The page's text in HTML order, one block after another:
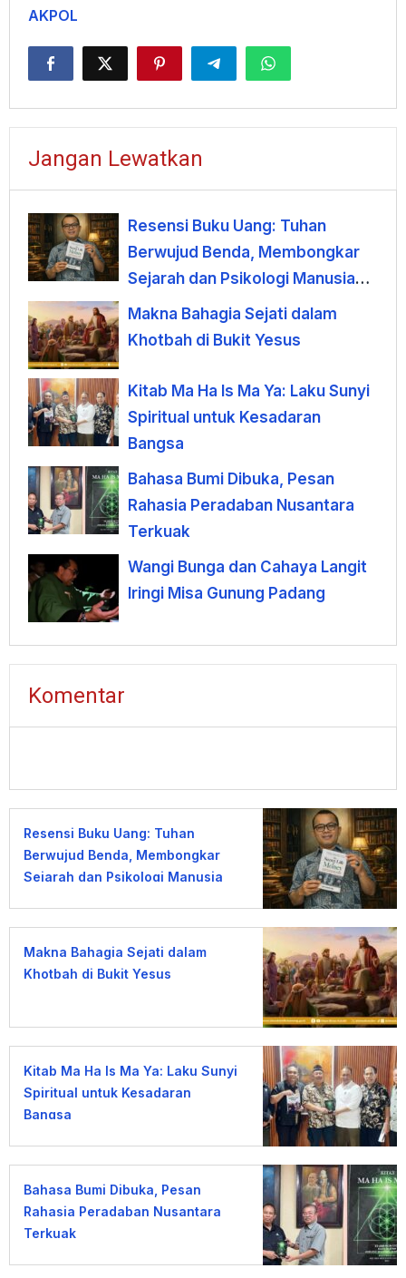
AKPOL
Jangan Lewatkan
Resensi Buku Uang: Tuhan
Berwujud Benda, Membongkar
Sejarah dan Psikologi Manusia
terhadap Uang
Makna Bahagia Sejati dalam
Khotbah di Bukit Yesus
Kitab Ma Ha Is Ma Ya: Laku Sunyi
Spiritual untuk Kesadaran
Bangsa
Bahasa Bumi Dibuka, Pesan
Rahasia Peradaban Nusantara
Terkuak
Wangi Bunga dan Cahaya Langit
Iringi Misa Gunung Padang
Komentar
Resensi Buku Uang: Tuhan
Berwujud Benda, Membongkar
Sejarah dan Psikologi Manusia
Makna Bahagia Sejati dalam
Khotbah di Bukit Yesus
Kitab Ma Ha Is Ma Ya: Laku Sunyi
Spiritual untuk Kesadaran
Bangsa
Bahasa Bumi Dibuka, Pesan
Rahasia Peradaban Nusantara
Terkuak